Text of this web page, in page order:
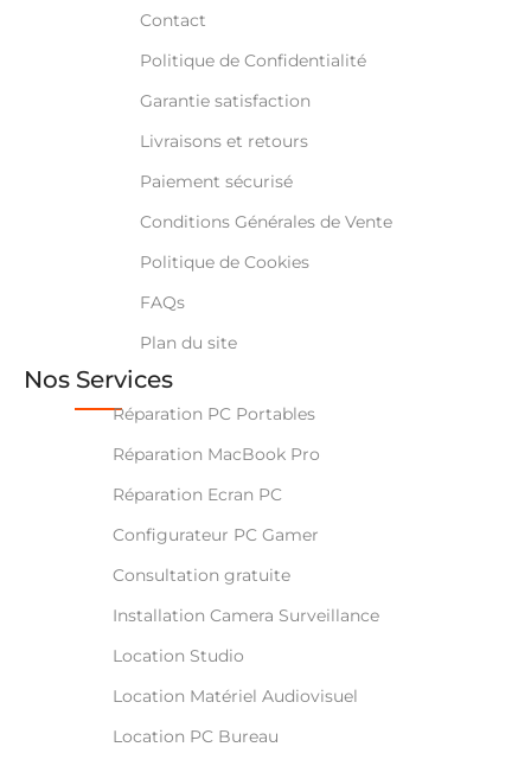
Contact
Politique de Confidentialité
Garantie satisfaction
Livraisons et retours
Paiement sécurisé
Conditions Générales de Vente
Politique de Cookies
FAQs
Plan du site
Nos Services
Réparation PC Portables
Réparation MacBook Pro
Réparation Ecran PC
Configurateur PC Gamer
Consultation gratuite
Installation Camera Surveillance
Location Studio
Location Matériel Audiovisuel
Location PC Bureau